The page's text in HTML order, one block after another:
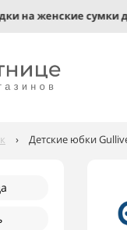
на женские сумки до
› Детские юбки